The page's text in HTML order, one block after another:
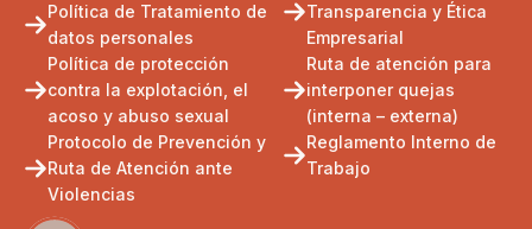
Política de Tratamiento de
datos personales
Política de protección
contra la explotación, el
acoso y abuso sexual
Protocolo de Prevención y
Ruta de Atención ante
Violencias
Transparencia y Ética
Empresarial
Ruta de atención para
interponer quejas
(interna – externa)
Reglamento Interno de
Trabajo